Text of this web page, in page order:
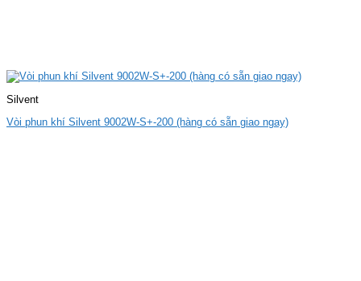
Silvent
Vòi phun khí Silvent 9002W-S+-200 (hàng có sẵn giao ngay)